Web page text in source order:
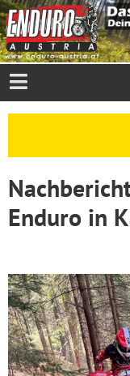
Enduro in